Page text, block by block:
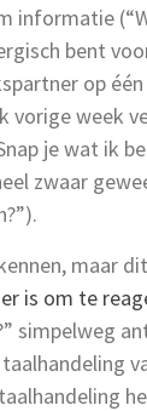
informatie
bent
op
vorige week
je wat ik
zwaar
maar
is om te
simpelweg